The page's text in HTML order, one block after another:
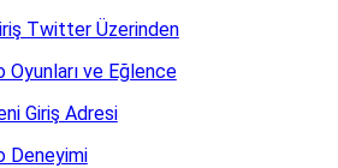
Twitter Üzerinden
Oyunları ve Eğlence
Giriş Adresi
Deneyimi